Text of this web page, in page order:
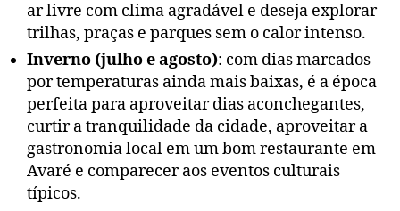
ar livre com clima agradável e deseja explorar
trilhas, praças e parques sem o calor intenso.
Inverno (julho e agosto): com dias marcados
por temperaturas ainda mais baixas, é a época
perfeita para aproveitar dias aconchegantes,
curtir a tranquilidade da cidade, aproveitar a
gastronomia local em um bom restaurante em
Avaré e comparecer aos eventos culturais
típicos.